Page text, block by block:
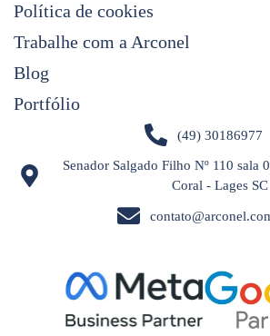
Política de cookies
Trabalhe com a Arconel
Blog
Portfólio
(49) 30186977
Senador Salgado Filho Nº 110 sala
Coral - Lages SC